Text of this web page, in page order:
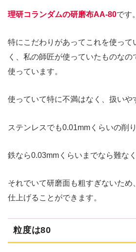
理研コランダムの研磨布AA-80です。
特にこだわりがあってこれを使って
く、私の師匠が使っていたものなの
使っています。
使っていて特に不満はなく、扱いや
ステンレスでも0.01mmくらいの削
鉄なら0.03mmくらいまでなら難なく
それでいて研磨面も粗すぎないため
仕上げることができます。
粒度は80